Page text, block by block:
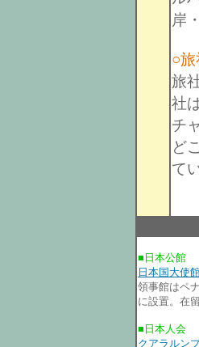
岸
○旅
旅
社
チ
ど
て
■日本公館
日本国大使
領事館はペ
に設置。在
■日本人会
クアラルン